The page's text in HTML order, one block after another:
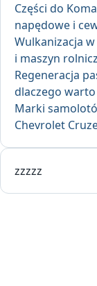
Części do
napędowe i
Wulkanizacja
i maszyn
Regeneracja
dlaczego warto
Marki
Chevrolet
zzzzz